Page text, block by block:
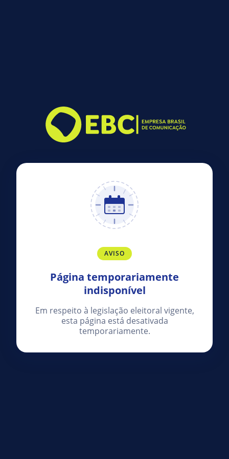
AVISO
Página temporariamente
indisponível
Em respeito à legislação eleitoral vigente,
esta página está desativada
temporariamente.